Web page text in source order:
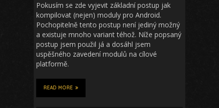
Pokusím se zde vyjevit základní postup jak
kompilovat (nejen) moduly pro Android.
Pochopitelně tento postup není jediný možný
a existuje mnoho variant téhož. Níže popsaný
postup jsem použil já a dosáhl jsem
uspěšného zavedení modulů na cílové
platformě.
READ MORE